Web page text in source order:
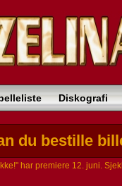
Diskografi
du bestille
har premiere 12. juni.